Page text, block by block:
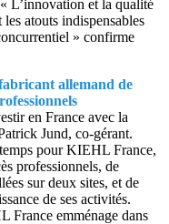
L’innovation et la qualité
atouts indispensables
» confirme
allemand de
en France avec la
Jund, co-gérant.
pour KIEHL France,
professionnels, de
sur deux sites, et de
de ses activités.
France emménage dans